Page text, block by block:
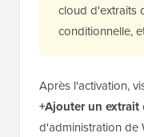
cloud d'extraits
conditionnelle,
Après l'activation,
+Ajouter un extrait
d'administration de